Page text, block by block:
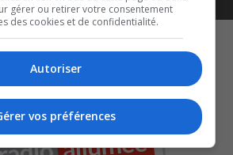
gérer ou retirer votre consentement
des cookies et de confidentialité.
Autoriser
vos préférences